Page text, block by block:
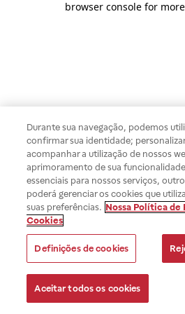
browser console for
Durante sua navegação, podemos
confirmar sua identidade;
acompanhar a utilização de nossos
aprimoramento de sua
essenciais para nossos serviços,
poderá gerenciar os cookies que
suas preferências. Nossa Política de
Cookies
Definições de cookies
Aceitar todos os cookies